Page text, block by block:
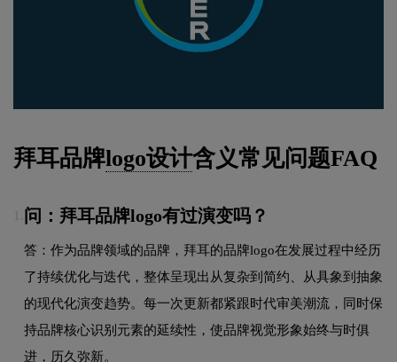
拜耳品牌logo设计含义常见问题FAQ
问：拜耳品牌logo有过演变吗？
答：作为品牌领域的品牌，拜耳的品牌logo在发展过程中经历
了持续优化与迭代，整体呈现出从复杂到简约、从具象到抽象
的现代化演变趋势。每一次更新都紧跟时代审美潮流，同时保
持品牌核心识别元素的延续性，使品牌视觉形象始终与时俱
进，历久弥新。